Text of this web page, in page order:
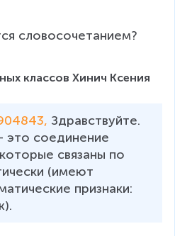
словосочетанием?
классов Хинич Ксения
Здравствуйте.
это соединение
связаны по
(имеют
признаки: